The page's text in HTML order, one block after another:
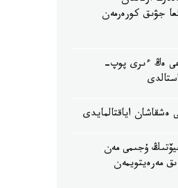
560 مىڭعا جۋىق كورەرمەن
ەڭ ءىرى پوپ-
اياقتالمايدى
ۇجىمى مەن
20 جىلدىق مەرەيتويمەن